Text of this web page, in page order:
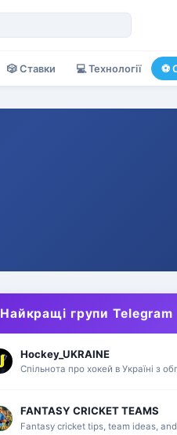
🎲 Ставки 💻 Технології ⚽
Найкращі групи Telegram
Hockey_UKRAINE
Спільнота про хокей в Україні з
FANTASY CRICKET TEAMS
Fantasy cricket tips, team ideas,